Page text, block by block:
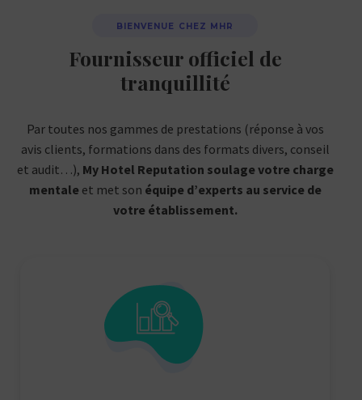
BIENVENUE CHEZ MHR
Fournisseur officiel de
tranquillité
Par toutes nos gammes de prestations (réponse à vos
avis clients, formations dans des formats divers, conseil
et audit…), My Hotel Reputation soulage votre charge
mentale et met son équipe d’experts au service de
votre établissement.